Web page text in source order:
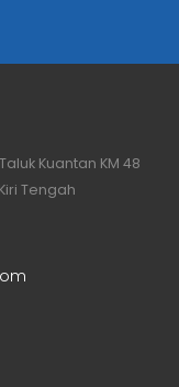
Kuantan KM 48
Tengah